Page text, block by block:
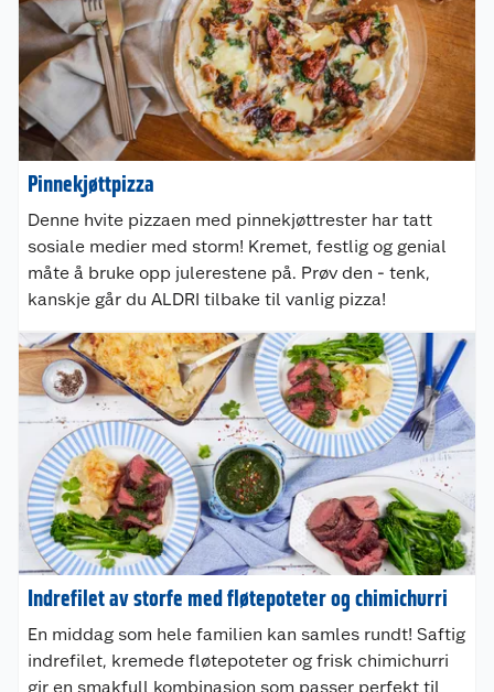
Pinnekjøttpizza
Denne hvite pizzaen med pinnekjøttrester har tatt
sosiale medier med storm! Kremet, festlig og genial
måte å bruke opp julerestene på. Prøv den - tenk,
kanskje går du ALDRI tilbake til vanlig pizza!
Indrefilet av storfe med fløtepoteter og chimichurri
En middag som hele familien kan samles rundt! Saftig
indrefilet, kremede fløtepoteter og frisk chimichurri
gir en smakfull kombinasjon som passer perfekt til